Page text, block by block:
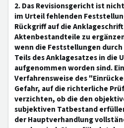
2. Das Revisionsgericht ist
im Urteil fehlenden
Rückgriff auf die
Aktenbestandteile zu
wenn die Feststellungen
Teils des Anklagesatzes in die
aufgenommen worden sind.
Verfahrensweise des
Gefahr, auf die richterliche
verzichten, ob die den
subjektiven Tatbestand
der Hauptverhandlung